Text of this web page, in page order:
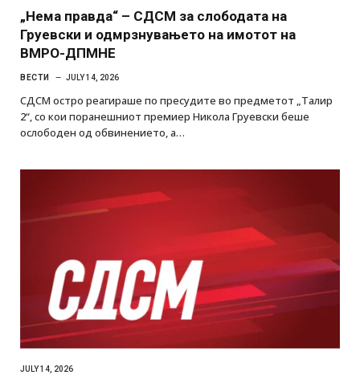
„Нема правда“ – СДСМ за слободата на
Груевски и одмрзнувањето на имотот на
ВМРО-ДПМНЕ
ВЕСТИ JULY 14, 2026
СДСМ остро реагираше по пресудите во предметот „Талир
2“, со кои поранешниот премиер Никола Груевски беше
ослободен од обвинението, а…
JULY 14, 2026